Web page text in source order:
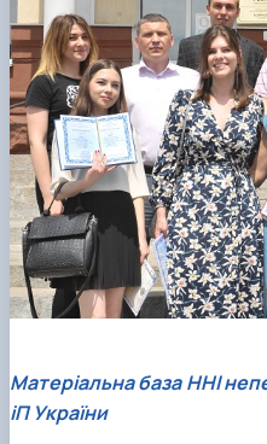
Матеріальна база ННІ
іП України